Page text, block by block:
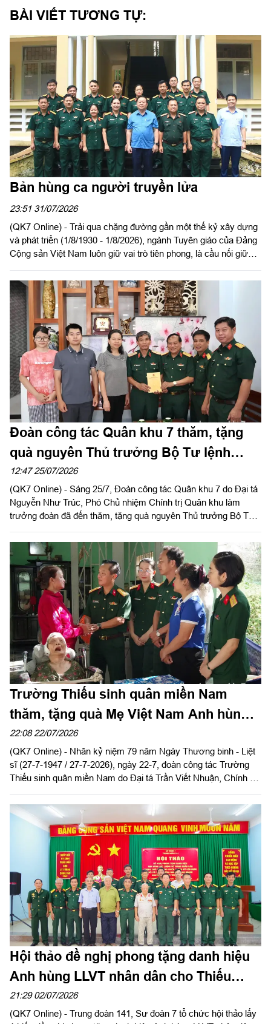
BÀI VIẾT TƯƠNG TỰ:
Bản hùng ca người truyền lửa
23:51 31/07/2026
(QK7 Online) - Trải qua chặng đường gần một thế kỷ xây dựng
và phát triển (1/8/1930 - 1/8/2026), ngành Tuyên giáo của Đảng
Cộng sản Việt Nam luôn giữ vai trò tiên phong, là cầu nối giữa ý
khơi dậy mạnh mẽ tinh thần yêu nước của toàn dân tộc, góp
phần vào những thắng lợi vẻ vang của sự nghiệp cách mạng.
Đúc kết nên truyền thống vẻ vang: “Trung thành - Tận tụy - Kỷ
cương - Sáng tạo - Đoàn kết - Hiệu quả”.
Đoàn công tác Quân khu 7 thăm, tặng
quà nguyên Thủ trưởng Bộ Tư lệnh
Quân khu
12:47 25/07/2026
(QK7 Online) - Sáng 25/7, Đoàn công tác Quân khu 7 do Đại tá
Nguyễn Như Trúc, Phó Chủ nhiệm Chính trị Quân khu làm
trưởng đoàn đã đến thăm, tặng quà nguyên Thủ trưởng Bộ Tư
niệm 79 năm Ngày Thương binh - Liệt sĩ (27/7/1947 -
27/7/2026).
Trường Thiếu sinh quân miền Nam
thăm, tặng quà Mẹ Việt Nam Anh hùng
Nguyễn Thị Khen
22:08 22/07/2026
(QK7 Online) - Nhân kỷ niệm 79 năm Ngày Thương binh - Liệt
sĩ (27-7-1947 / 27-7-2026), ngày 22-7, đoàn công tác Trường
Thiếu sinh quân miền Nam do Đại tá Trần Viết Nhuận, Chính ủy
Anh hùng Nguyễn Thị Khen tại ấp Bầu Trăn, xã Nhuận Đức,
Thành phố Hồ Chí Minh.
Hội thảo đề nghị phong tặng danh hiệu
Anh hùng LLVT nhân dân cho Thiếu
tướng Nguyễn Ngọc Doanh
21:29 02/07/2026
(QK7 Online) - Trung đoàn 141, Sư đoàn 7 tổ chức hội thảo lấy